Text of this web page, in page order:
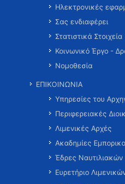
Ηλεκτρονικές
Σας ενδιαφέρει
Στατιστικά Στοιχεία
Κοινωνικό Έργο -
Νομοθεσία
ΕΠΙΚΟΙΝΩΝΙΑ
Υπηρεσίες του
Περιφερειακές
Λιμενικές Αρχές
Ακαδημίες
Έδρες
Ευρετήριο